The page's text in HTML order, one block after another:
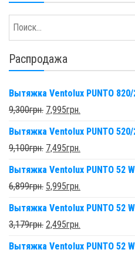
Распродажа
Вытяжка Ventolux PUNTO 820/
9,300грн. 7,995грн.
Вытяжка Ventolux PUNTO 520/
9,100грн. 7,495грн.
Вытяжка Ventolux PUNTO 52
6,899грн. 5,995грн.
Вытяжка Ventolux PUNTO 52
3,179грн. 2,495грн.
Вытяжка Ventolux PUNTO 52